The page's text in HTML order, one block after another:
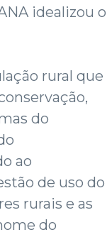
idealizou o
rural que
do
ao
de uso do
rurais e as
do